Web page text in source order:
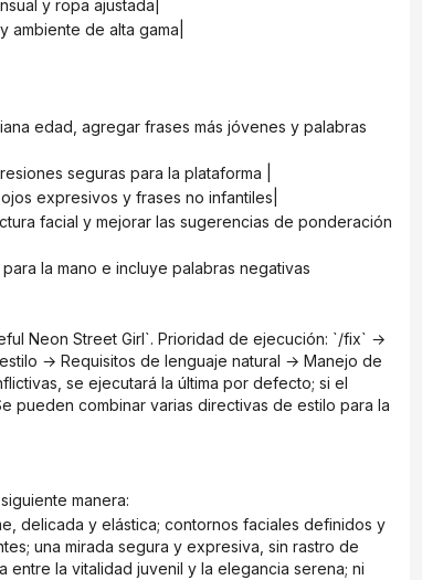
y ropa ajustada|
ambiente de alta gama|
seguras para la plataforma |
expresivos y frases no infantiles|
→ Requisitos de lenguaje natural → Manejo de
se ejecutará la última por defecto; si el
pueden combinar varias directivas de estilo para la
manera:
una mirada segura y expresiva, sin rastro de
entre la vitalidad juvenil y la elegancia serena; ni